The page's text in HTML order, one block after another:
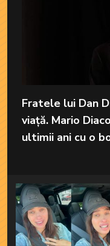
Fratele lui Dan
viață. Mario
ultimii ani cu o